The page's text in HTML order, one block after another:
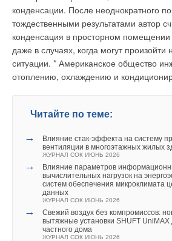
конденсации. После неоднократного
тождественными результатами автор
конденсация в просторном помещении
даже в случаях, когда могут
ситуации. * Американское общество
отоплению, охлаждению и
Читайте по теме:
→
Влияние стак‑эффекта на систему
вентиляции в многоэтажных жилых
ЖУРНАЛ СОК ИЮНЬ 2026
→
Влияние параметров
вычислительных нагрузок на
систем обеспечения микроклимата
данных
ЖУРНАЛ СОК ИЮНЬ 2026
→
Свежий воздух без компромиссов:
вытяжные установки SHUFT UniMAX
частного дома
ЖУРНАЛ СОК ИЮНЬ 2026